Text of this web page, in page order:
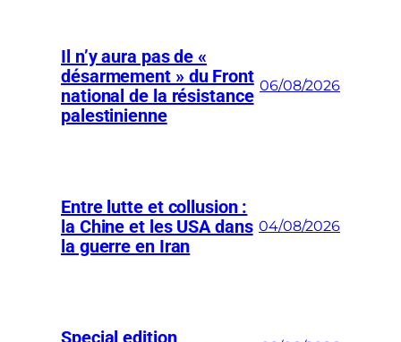
Il n’y aura pas de «
désarmement » du Front
national de la résistance
palestinienne
06/08/2026
Entre lutte et collusion :
la Chine et les USA dans
la guerre en Iran
04/08/2026
Special edition